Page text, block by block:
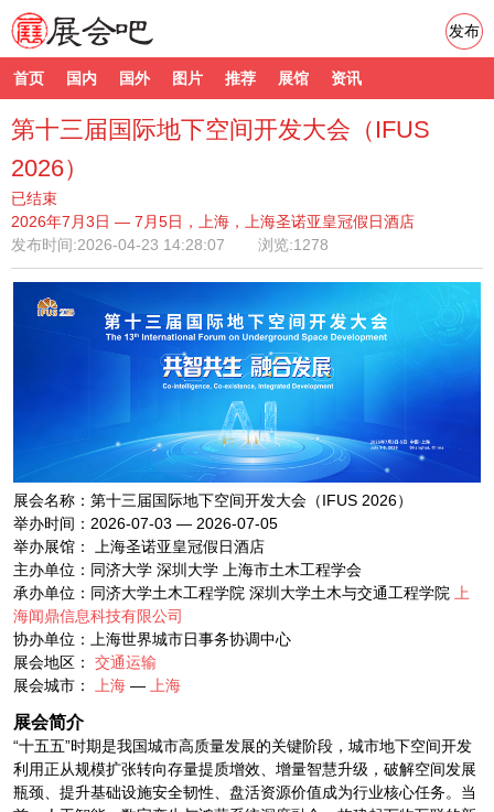
首页 国内 国外 图片 推荐 展馆 资讯
发布
第十三届国际地下空间开发大会（IFUS
2026）
已结束
2026年7月3日 — 7月5日，上海，上海圣诺亚皇冠假日酒店
发布时间:2026-04-23 14:28:07 浏览:1278
展会名称：第十三届国际地下空间开发大会（IFUS 2026）
举办时间：2026-07-03 — 2026-07-05
举办展馆： 上海圣诺亚皇冠假日酒店
主办单位：同济大学 深圳大学 上海市土木工程学会
承办单位：同济大学土木工程学院 深圳大学土木与交通工程学院
上
海闻鼎信息科技有限公司
协办单位：上海世界城市日事务协调中心
展会地区： 交通运输
展会城市：
上海 — 上海
展会简介
“十五五”时期是我国城市高质量发展的关键阶段，城市地下空间开发
利用正从规模扩张转向存量提质增效、增量智慧升级，破解空间发展
瓶颈、提升基础设施安全韧性、盘活资源价值成为行业核心任务。当